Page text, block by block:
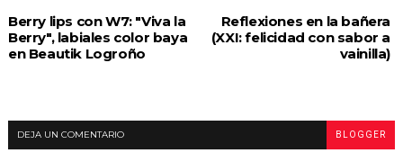
Reflexiones en la bañera
(XXI: felicidad con sabor a
vainilla)
Berry lips con W7: "Viva la
Berry", labiales color baya
en Beautik Logroño
DEJA UN COMENTARIO BLOGGER